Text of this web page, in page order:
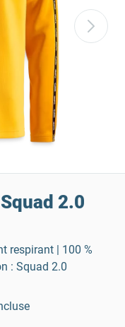
2.0
respirant | 100 %
: Squad 2.0